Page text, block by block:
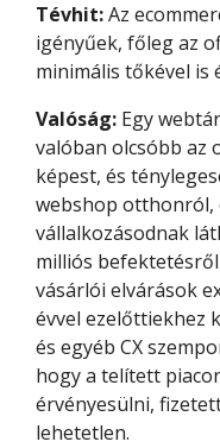
Tévhit:Az
igényűek, főleg az
minimális tőkével is
Valóság: Egy
valóban olcsóbb az
képest, és
webshop otthonról,
vállalkozásodnak
milliós
vásárlói elvárások
évvel ezelőttiekhez
és egyéb CX
hogy a telített
érvényesülni,
lehetetlen.